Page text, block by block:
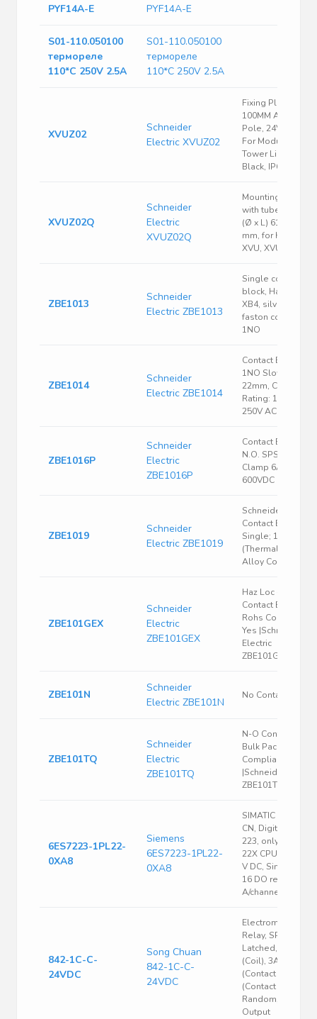
PYF14A-E PYF14A-E
S01-110.050100
термореле
110*С 250V 2.5A
S01-110.050100
термореле
110*С 250V 2.5A
XVUZ02
Schneider
Electric XVUZ02
Fixing Plate, With
100MM Aluminium
Pole, 24VAC/DC,
For Modular
Tower Lights,
Black, IP65
XVUZ02Q
Schneider
Electric
XVUZ02Q
Mounting foot
with tube, silver,
(Ø x L) 61 x 117
mm, for Harmony
XVU, XVUZ02Q
ZBE1013
Schneider
Electric ZBE1013
Single contact
block, Harmony
XB4, silver alloy,
faston connector,
1NO
ZBE1014
Schneider
Electric ZBE1014
Contact Block,
1NO Slow Break,
22mm, Contact
Rating: 10A @
250V AC
ZBE1016P
Schneider
Electric
ZBE1016P
Contact Blocks
N.O. SPST Screw
Clamp 6A 600VAC
600VDC
ZBE1019
Schneider
Electric ZBE1019
Schneider Electric
Contact Block -
Single; 1NO; 10A
(Thermal); Silver
Alloy Contacts
ZBE101GEX
Schneider
Electric
ZBE101GEX
Haz Loc - No
Contact Block
Rohs Compliant:
Yes |Schneider
Electric
ZBE101GEX
ZBE101N
Schneider
Electric ZBE101N
No Contact Block
ZBE101TQ
Schneider
Electric
ZBE101TQ
N-O Contact Block
Bulk Pack Rohs
Compliant: Yes
|Schneider Electric
ZBE101TQ
6ES7223-1PL22-
0XA8
Siemens
6ES7223-1PL22-
0XA8
SIMATIC S7-200
CN, Digital I/O EM
223, only for S7-
22X CPU, 16 DI 24
V DC, Sink/Source,
16 DO relay, 2
A/channel this...
842-1C-C-
24VDC
Song Chuan
842-1C-C-
24VDC
Electromechanical
Relay, SPDT,
Latched, 38.4VDC
(Coil), 3A
(Contact), 28VDC
(Contact),
Random, AC/DC
Output